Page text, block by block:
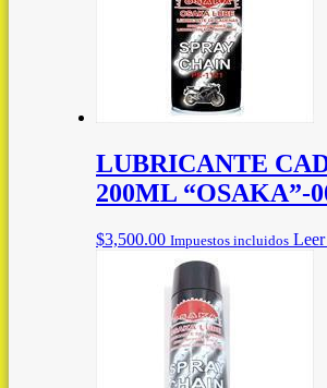
LUBRICANTE
200ML “OSAKA”-
$3,500.00 Impuestos incluidos Leer